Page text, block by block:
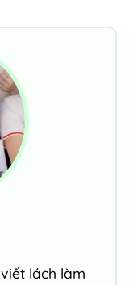
lách làm